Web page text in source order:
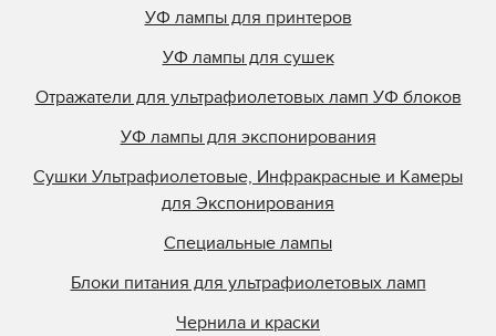
УФ лампы для принтеров
УФ лампы для сушек
Отражатели для ультрафиолетовых ламп УФ блоков
УФ лампы для экспонирования
Сушки Ультрафиолетовые, Инфракрасные и Камеры
для Экспонирования
Специальные лампы
Блоки питания для ультрафиолетовых ламп
Чернила и краски